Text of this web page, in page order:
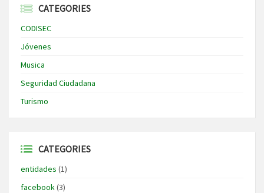
CATEGORIES
CODISEC
Jóvenes
Musica
Seguridad Ciudadana
Turismo
CATEGORIES
entidades (1)
facebook(3)